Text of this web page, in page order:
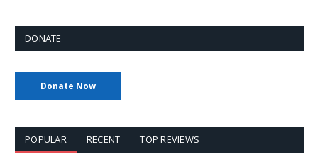
DONATE
Donate Now
POPULAR RECENT TOP REVIEWS